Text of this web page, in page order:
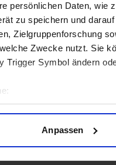
persönlichen Daten, wie
zu speichern und
Zielgruppenforschung
Zwecke nutzt. Sie
Trigger Symbol ändern
erfassen, welche bis auf
Daten verarbeitet
Anpassen
Beta-Phase! Bugs und